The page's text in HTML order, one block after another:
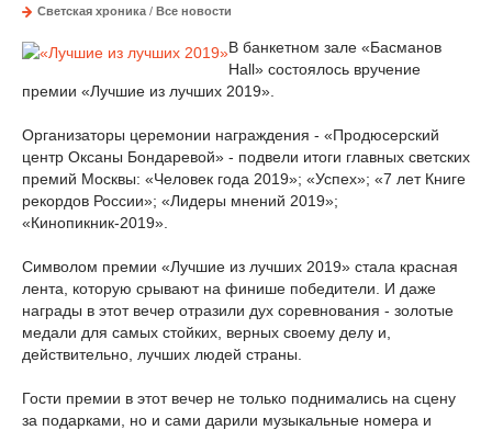
Светская хроника / Все новости
В банкетном зале «Басманов
Hall» состоялось вручение
премии «Лучшие из лучших 2019».
Организаторы церемонии награждения - «Продюсерский
центр Оксаны Бондаревой» - подвели итоги главных светских
премий Москвы: «Человек года 2019»; «Успех»; «7 лет Книге
рекордов России»; «Лидеры мнений 2019»;
«Кинопикник-2019».
Символом премии «Лучшие из лучших 2019» стала красная
лента, которую срывают на финише победители. И даже
награды в этот вечер отразили дух соревнования - золотые
медали для самых стойких, верных своему делу и,
действительно, лучших людей страны.
Гости премии в этот вечер не только поднимались на сцену
за подарками, но и сами дарили музыкальные номера и